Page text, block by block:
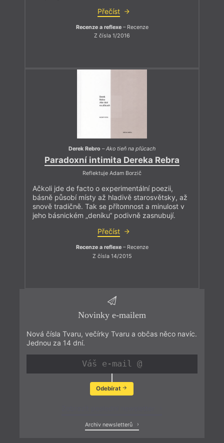
Přečíst
Recenze a reflexe– Recenze
Z čísla 1/2016
Derek Rebro –Ako tieň na pľúcach
Paradoxní intimita Dereka Rebra
Reflektuje Adam Borzič
Ačkoli jde de facto o experimentální poezii,
básně působí místy až hladivě starosvětsky, až
snově tradičně. Tak se přítomnost a minulost v
jeho básnickém „deníku“ podivně zasnubují.
Přečíst
Recenze a reflexe– Recenze
Z čísla 14/2015
Novinky e-mailem
Nová čísla Tvaru, večírky Tvaru a občas něco navíc.
Jednou za 14 dní.
Odebírat
Archiv newsletterů